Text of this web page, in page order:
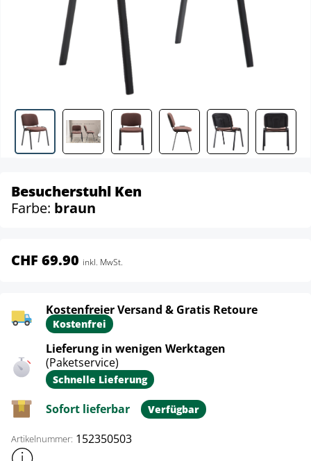
Besucherstuhl Ken
Farbe: braun
CHF 69.90 inkl. MwSt.
Kostenfreier Versand & Gratis Retoure
Kostenfrei
Lieferung in wenigen Werktagen
(Paketservice)
Schnelle Lieferung
Sofort lieferbar Verfügbar
Artikelnummer: 152350503
Weitere Produktinformationen anzeigen